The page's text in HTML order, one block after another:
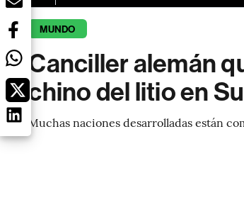
MUNDO
Canciller alemán
chino del litio en
Muchas naciones desarrolladas están